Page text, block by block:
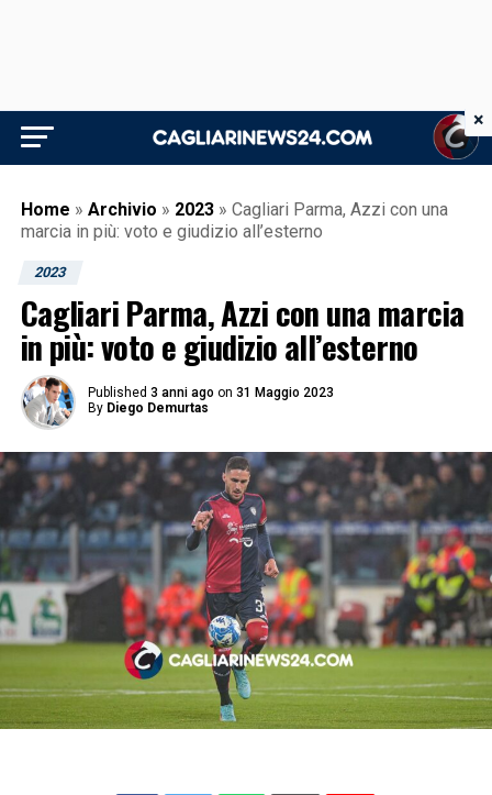
Home » Archivio » 2023 » Cagliari Parma, Azzi con una
marcia in più: voto e giudizio all’esterno
2023
Cagliari Parma, Azzi con una marcia
in più: voto e giudizio all’esterno
Published 3 anni ago on 31 Maggio 2023
By Diego Demurtas
×